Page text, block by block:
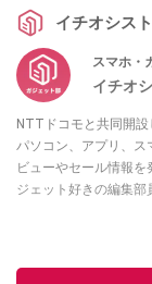
イチオシスト
スマホ・
イチオ
NTTドコモと共同開設
パソコン、アプリ、ス
ビューやセール情報
ジェット好きの編集部